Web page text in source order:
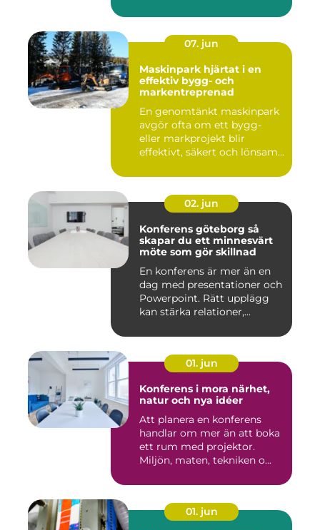
07. jun
Maskinpark hjärtat i en
effektiv bygg- och
markentreprenad
En genomtänkt maskinpark
avgör ofta om ett bygg-
eller markprojekt blir
effektivt, säkert och lönsam...
02. jun
Konferens göteborg så
skapar du ett minnesvärt
möte som gör skillnad
En konferens är mer än en
dag med presentationer och
Powerpoint. Rätt upplägg
kan stärka relationer,...
01. jun
Konferens i mora närhet,
natur och nya idéer
Att planera en konferens
handlar om mer än att boka
ett rum med projektor.
Miljön, maten, tekniken o...
01. jun